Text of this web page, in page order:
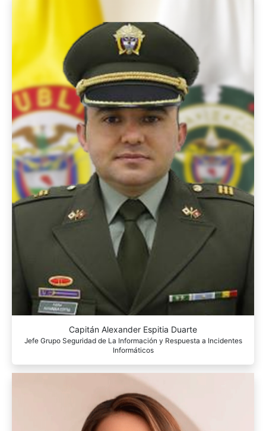
Capitán Alexander Espitia Duarte
Jefe Grupo Seguridad de La Información y Respuesta a Incidentes
Informáticos